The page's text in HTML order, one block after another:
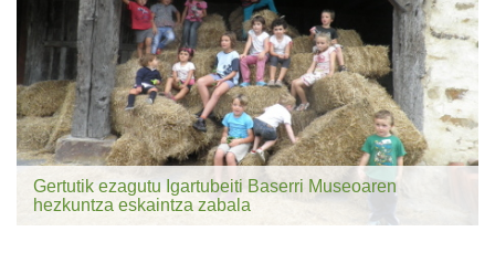
Gertutik ezagutu Igartubeiti Baserri Museoaren
hezkuntza eskaintza zabala